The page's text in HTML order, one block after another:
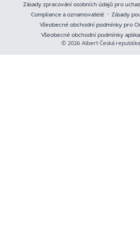
Zásady zpracování osobních údajů pro
Compliance a oznamovatelé
Zásady
Všeobecné obchodní podmínky pro
Všeobecné obchodní podmínky
© 2026 Albert Česká